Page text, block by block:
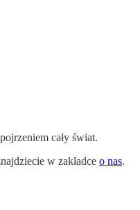
cały świat.
w zakładce o nas.